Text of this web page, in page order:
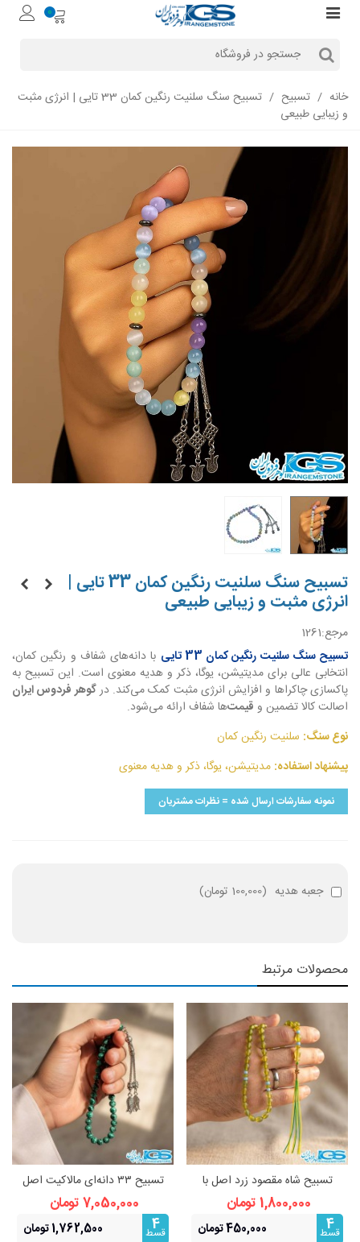
0
خانه / تسبیح /
تسبیح سنگ سلنیت رنگین کمان 33 تایی | انرژی مثبت
و زیبایی طبیعی
تسبیح سنگ سلنیت رنگین کمان 33 تایی |
انرژی مثبت و زیبایی طبیعی
مرجع:1261
تسبیح سنگ سلنیت رنگین کمان 33 تایی
با دانه‌های شفاف و رنگین کمان،
انتخابی عالی برای مدیتیشن، یوگا، ذکر و هدیه معنوی است. این تسبیح به
پاکسازی چاکراها و افزایش انرژی مثبت کمک می‌کند. درگوهر فردوس ایران
اصالت کالا تضمین و قیمت‌ها شفاف ارائه می‌شود.
نوع سنگ: سلنیت رنگین کمان
پیشنهاد استفاده: مدیتیشن، یوگا، ذکر و هدیه معنوی
نمونه سفارشات ارسال شده = نظرات مشتریان
جعبه هدیه (100,000 تومان )
محصولات مرتبط
تسبیح شاه مقصود زرد اصل با
فیروزه نیشابور اصل 33 تایی
1,800,000 تومان
4
قسط 450,000 تومان
تسبیح ۳۳ دانه‌ای مالاکیت اصل
ماداگاسکار گرید A | سنگ محافظ
7,050,000 تومان
4
قسط 1,762,500 تومان